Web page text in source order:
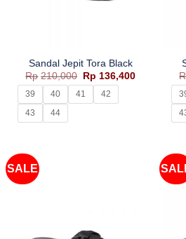
Sandal Jepit Tora Black
Rp 210,000
Harga
aslinya
adalah:
Rp210,000.
Rp 136,400Harga
Rp136,400.
39 40 41
42
43
44
SALE